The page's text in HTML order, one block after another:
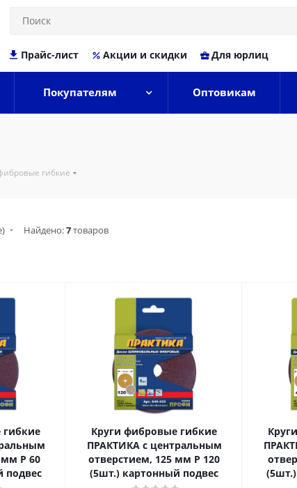
Прайс-лист Акции и скидки Для юрлиц
Покупателям Оптовикам
гибкие
Найдено:7товаров
P 60
подвес
Круги фибровые гибкие
ПРАКТИКА с центральным
отверстием, 125 мм P 120
(5шт.) картонный подвес